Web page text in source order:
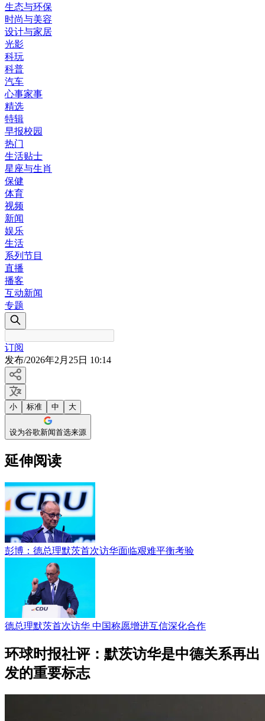
生态与环保
时尚与美容
设计与家居
光影
科玩
科普
汽车
心事家事
精选
特辑
早报校园
热门
生活贴士
星座与生肖
保健
体育
视频
新闻
娱乐
生活
系列节目
直播
播客
互动新闻
专题
订阅
发布/2026年2月25日 10:14
小 标准 中 大
设为谷歌新闻首选来源
延伸阅读
彭博：德总理默茨首次访华面临艰难平衡考验
德总理默茨首次访华 中国称愿增进互信深化合作
环球时报社评：默茨访华是中德关系再出
发的重要标志